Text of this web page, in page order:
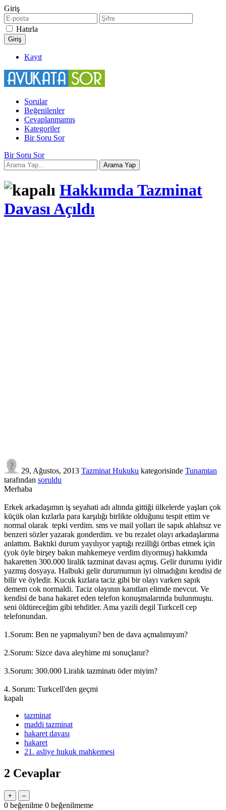
Giriş
Hatırla
Kayıt
Sorular
Beğenilenler
Cevaplanmamış
Kategoriler
Bir Soru Sor
Bir Soru Sor
Hakkımda Tazminat
Davası Açıldı
29, Ağustos, 2013 Tazminat Hukuku kategorisinde Tunamtan
tarafından soruldu
Merhaba
Erkek arkadaşımın iş seyahati adı altında gittiği ülkelerde yaşları çok
küçük olan kızlarla para karşılığı birlikte olduğunu tespit ettim ve
normal olarak tepki verdim. sms ve mail yolları ile sapık ahlahsız ve
benzeri sözler yazarak gonderdim. ve bu rezalet olayı arkadaşlarıma
anlattım. Baktıki durum yayılıyor yaptığı rezilliği örtbas etmek için
(yok öyle birşey bakın mahkemeye verdim diyormuş) hakkımda
hakaretten 300.000 liralik tazminat davası açmış. Gelir durumu iyidir
yazmış dosyaya. Halbuki gelir durumumun iyi olmadığını kendisi de
bilir ve öyledir. Kucuk kızlara taciz gibi bir olayı varken sapık
demem cok normaldi. Taciz olayının kanıtları elimde mevcut. Ve
kendisi de bana hakaret eden telefon konuşmalarında bulunmuştu.
seni öldüreceğim gibi tehditler. Ama yazili degil Turkcell cep
telefonundan.
1.Sorum: Ben ne yapmalıyım? ben de dava açmalımıyım?
2.Sorum: Sizce dava aleyhime mi sonuçlanır?
3.Sorum: 300.000 Liralık tazminatı öder miyim?
4. Sorum: Turkcell'den geçmi
kapalı
tazminat
maddi tazminat
hakaret davası
hakaret
21. asliye hukuk mahkemesi
2 Cevaplar
0 beğenilme 0 beğenilmeme